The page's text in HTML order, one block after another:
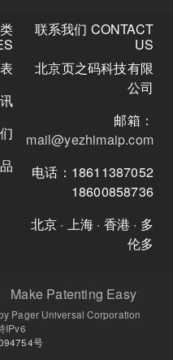
联系我们
北京页之码
电话：
北京 · 上海 ·
分类
入国家列表
关于我们
服务产品
请服务 | Make Patenting
| Powered by Pager Universal
本网站支持IPv6
ICP备2024094754号